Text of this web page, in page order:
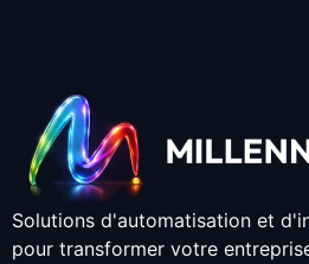
Solutions d'automatisation et
pour transformer votre